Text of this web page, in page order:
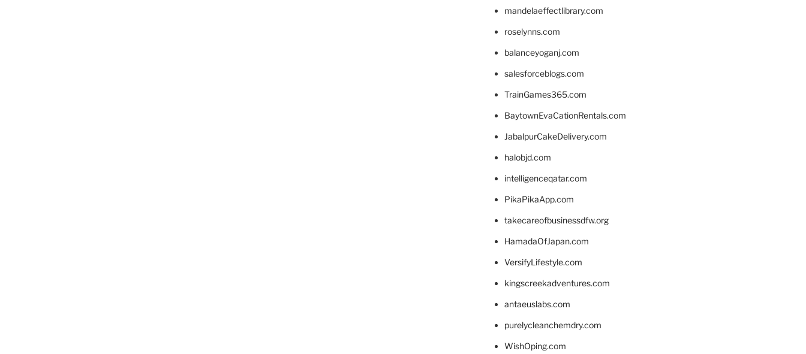
mandelaeffectlibrary.com
roselynns.com
balanceyoganj.com
salesforceblogs.com
TrainGames365.com
BaytownEvaCationRentals.com
JabalpurCakeDelivery.com
halobjd.com
intelligenceqatar.com
PikaPikaApp.com
takecareofbusinessdfw.org
HamadaOfJapan.com
VersifyLifestyle.com
kingscreekadventures.com
antaeuslabs.com
purelycleanchemdry.com
WishOping.com